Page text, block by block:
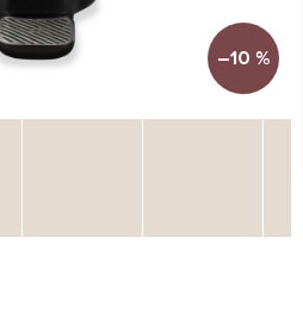
–10 %